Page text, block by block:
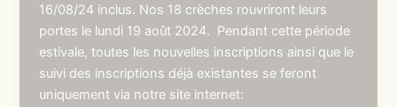
16/08/24 inclus. Nos 18 crèches rouvriront leurs
portes le lundi 19 août 2024. Pendant cette période
estivale, toutes les nouvelles inscriptions ainsi que le
suivi des inscriptions déjà existantes se feront
uniquement via notre site internet: